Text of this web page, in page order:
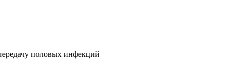
половых инфекций